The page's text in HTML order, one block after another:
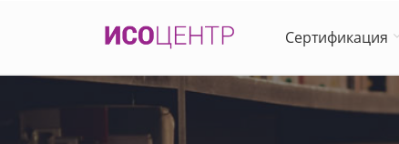
Сертификация